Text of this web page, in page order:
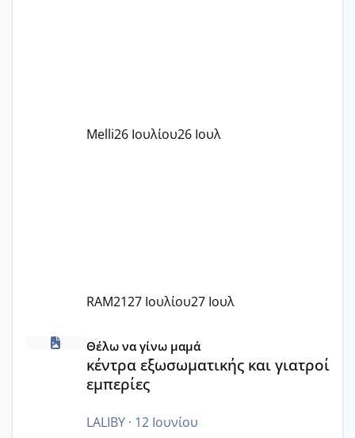
Εγώ πήγα σε έναν ιδιωτικό παιδικό στ
Melli26 Ιουλίου26 Ιουλ
RAM2127 Ιουλίου27 Ιουλ
κέντρα εξωσωματικής και γιατροί εμπερίες
Θέλω να γίνω μαμά
κέντρα εξωσωματικής και γιατροί
εμπερίες
LALIBY· 12 Ιουνίου